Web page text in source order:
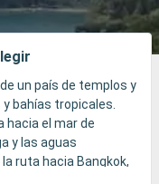
Compañías
un país de templos y
bahías tropicales.
hacia el mar de
y las aguas
ruta hacia Bangkok,